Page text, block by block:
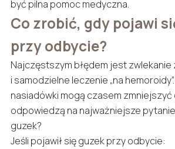
być pilna pomoc medyczna.
Co zrobić, gdy pojawi
przy odbycie?
Najczęstszym błędem jest zwlekanie
i samodzielne leczenie „na
nasiadówki mogą czasem zmniejszyć
odpowiedzą na najważniejsze
guzek?
Jeśli pojawił się guzek przy odbycie: